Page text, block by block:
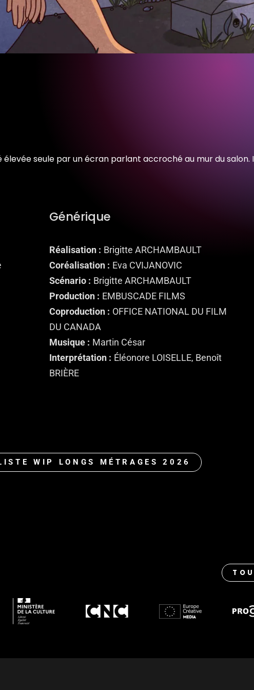
seule par un écran parlant accroché au mur du salon.
Générique
Réalisation
Brigitte ARCHAMBAULT
Coréalisation
Eva CVIJANOVIC
Scénario
Brigitte ARCHAMBAULT
Production
EMBUSCADE FILMS
Coproduction
OFFICE NATIONAL DU FILM
DU CANADA
Musique
Martin César
Interprétation
Éléonore LOISELLE, Benoît
BRIÈRE
WIP LONGS MÉTRAGES 2026